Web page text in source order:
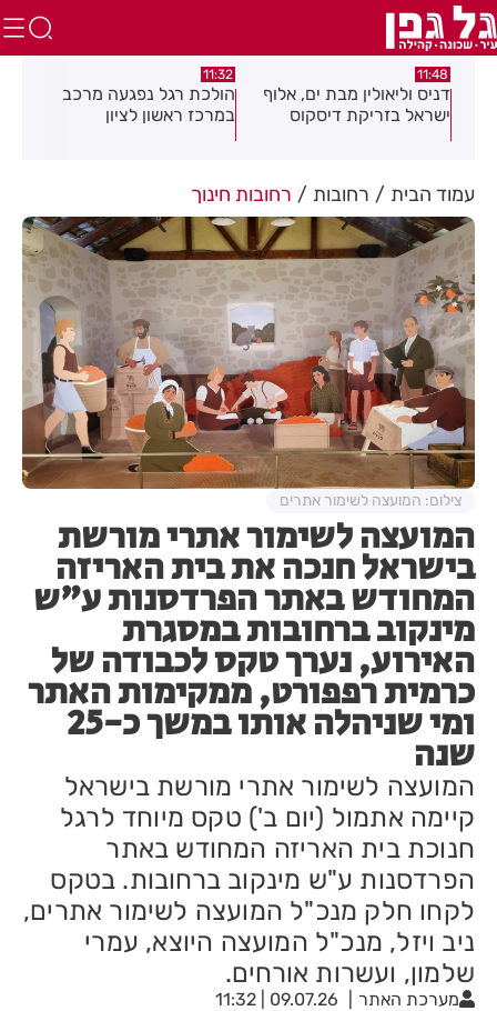
11:48
דניס וליאולין מבת ים, אלוף
ישראל בזריקת דיסקוס
11:32
הולכת רגל נפגעה מרכב
במרכז ראשון לציון
עמוד הבית רחובות רחובות חינוך
המועצה לשימור אתרי מורשת
בישראל חנכה את בית האריזה
המחודש באתר הפרדסנות ע"ש
מינקוב ברחובות במסגרת
האירוע, נערך טקס לכבודה של
כרמית רפפורט, ממקימות האתר
ומי שניהלה אותו במשך כ-25
שנה
המועצה לשימור אתרי מורשת בישראל
קיימה אתמול (יום ב') טקס מיוחד לרגל
חנוכת בית האריזה המחודש באתר
הפרדסנות ע"ש מינקוב ברחובות. בטקס
לקחו חלק מנכ"ל המועצה לשימור אתרים,
ניב ויזל, מנכ"ל המועצה היוצא, עמרי
שלמון, ועשרות אורחים.
מערכת האתר 09.07.26 | 11:32
צילום: המועצה לשימור אתרים